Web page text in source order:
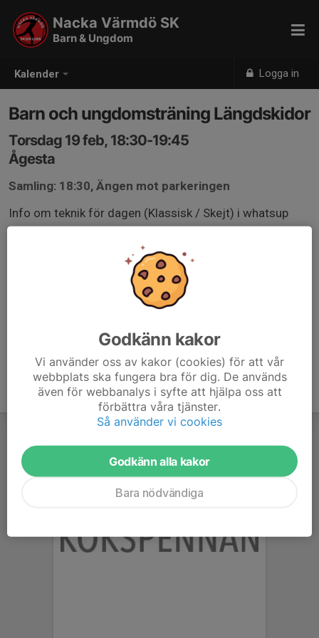
Kalender Logga in
Nacka Värmdö SK
Barn & Ungdom
Barn och ungdomsträning Längdskidor
Torsdag 19 feb, 18:30-19:45
Ågesta
Samling: 18:30, Ängen mot parkeringen
Info om teknik för dagen (Klassisk / Skejt) i whatsup
grupp
Godkänn kakor
Vi använder oss av kakor (cookies) för att vår
webbplats ska fungera bra för dig. De används
även för webbanalys i syfte att hjälpa oss att
förbättra våra tjänster.
Så använder vi cookies
Godkänn alla kakor
Bara nödvändiga